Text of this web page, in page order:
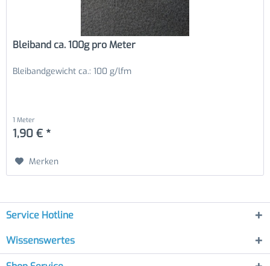
Bleiband ca. 100g pro Meter
Bleibandgewicht ca.: 100 g/lfm
1 Meter
1,90 € *
Merken
Service Hotline
Wissenswertes